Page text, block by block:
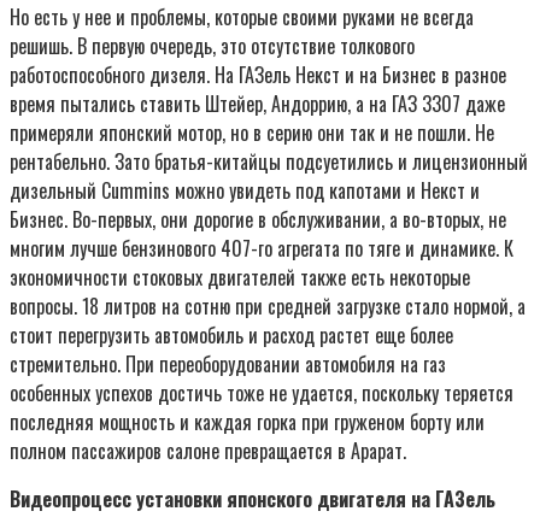
Но есть у нее и проблемы, которые своими руками не всегда
решишь. В первую очередь, это отсутствие толкового
работоспособного дизеля. На ГАЗель Некст и на Бизнес в разное
время пытались ставить Штейер, Андоррию, а на ГАЗ 3307 даже
примеряли японский мотор, но в серию они так и не пошли. Не
рентабельно. Зато братья-китайцы подсуетились и лицензионный
дизельный Cummins можно увидеть под капотами и Некст и
Бизнес. Во-первых, они дорогие в обслуживании, а во-вторых, не
многим лучше бензинового 407-го агрегата по тяге и динамике. К
экономичности стоковых двигателей также есть некоторые
вопросы. 18 литров на сотню при средней загрузке стало нормой, а
стоит перегрузить автомобиль и расход растет еще более
стремительно. При переоборудовании автомобиля на газ
особенных успехов достичь тоже не удается, поскольку теряется
последняя мощность и каждая горка при груженом борту или
полном пассажиров салоне превращается в Арарат.
Видеопроцесс установки японского двигателя на ГАЗель